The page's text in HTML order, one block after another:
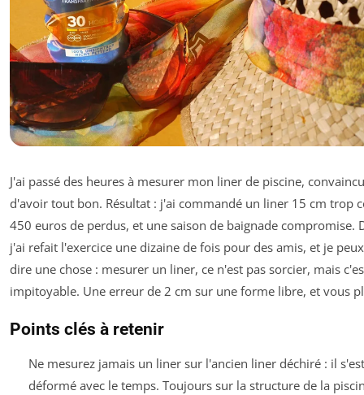
J'ai passé des heures à mesurer mon liner de piscine, convaincu
d'avoir tout bon. Résultat : j'ai commandé un liner 15 cm trop
450 euros de perdus, et une saison de baignade compromise.
j'ai refait l'exercice une dizaine de fois pour des amis, et je
dire une chose : mesurer un liner, ce n'est pas sorcier, mais
impitoyable. Une erreur de 2 cm sur une forme libre, et vous
Points clés à retenir
Ne mesurez jamais un liner sur l'ancien liner déchiré : il s'est
déformé avec le temps. Toujours sur la structure de la